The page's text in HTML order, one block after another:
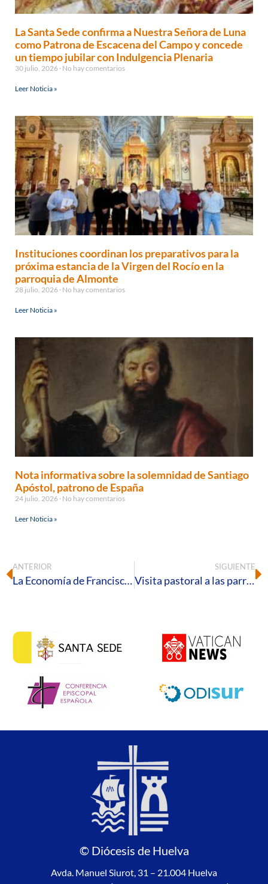
La Santa Sede confirma a Nuestra Señora de Luna
como Patrona de Escacena del Campo y concede
un tiempo jubilar con Indulgencia Plenaria
30 julio, 2026 No hay comentarios
Leer Noticia »
Instituciones coordinan los preparativos para la
próxima estancia de la Virgen del Rocío en la
parroquia de Almonte
28 julio, 2026 No hay comentarios
Leer Noticia »
Nota informativa sobre la solemnidad de Santiago
Apóstol, patrono de España
24 julio, 2026 No hay comentarios
Leer Noticia »
ANTERIOR
La Economía de Francisco. Modelos fraternales para organizaciones empresariales
SIGUIENTE
Visita pastoral a las parroquias de la Sagrada Familia y de la Beata Eusebia Palomino de Huelva
© Diócesis de Huelva
Avda. Manuel Siurot, 31 – 21.004 Huelva